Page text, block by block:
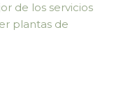
de los servicios
plantas de